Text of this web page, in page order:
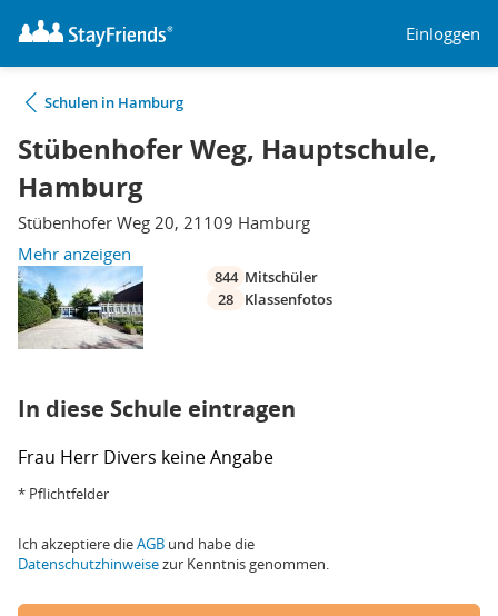
Einloggen
Schulen in Hamburg
Stübenhofer Weg, Hauptschule,
Hamburg
Stübenhofer Weg 20, 21109 Hamburg
Mehr anzeigen
844 Mitschüler
28
Klassenfotos
In diese Schule eintragen
Frau Herr Divers keine Angabe
* Pflichtfelder
Ich akzeptiere dieAGB und habe die
Datenschutzhinweisezur Kenntnis genommen.